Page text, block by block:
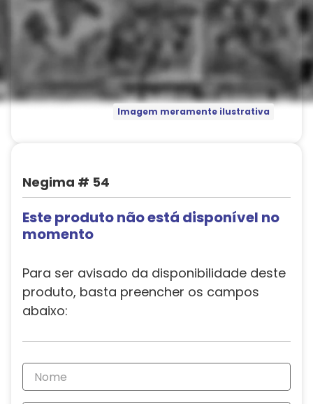
Imagem meramente ilustrativa
Negima # 54
Este produto não está disponível no
momento
Para ser avisado da disponibilidade deste
produto, basta preencher os campos
abaixo: